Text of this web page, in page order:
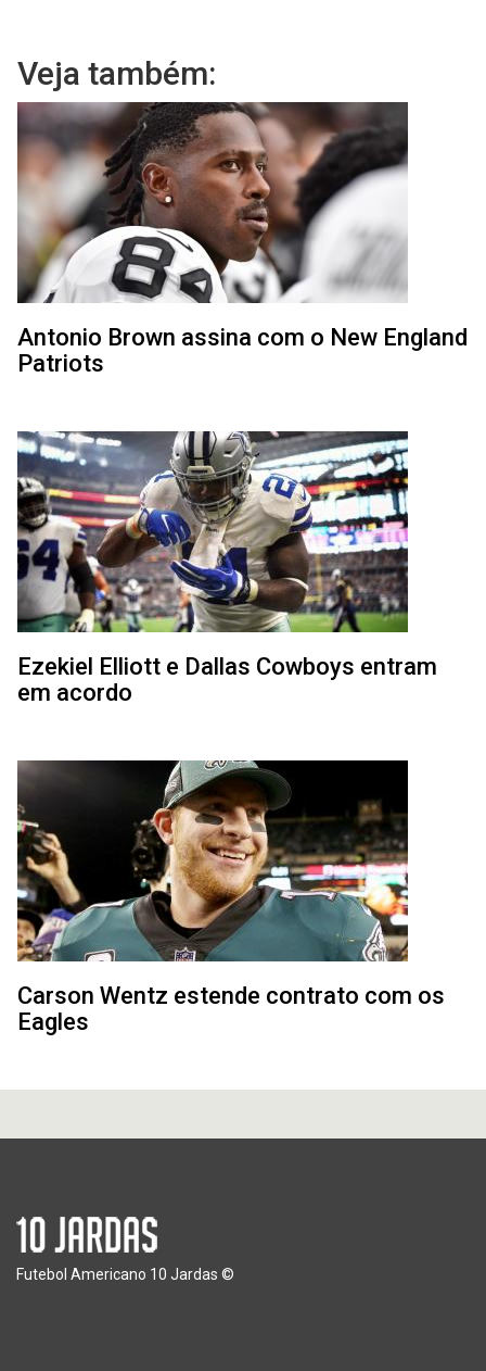
Veja também:
Antonio Brown assina com o New England
Patriots
Ezekiel Elliott e Dallas Cowboys entram
em acordo
Carson Wentz estende contrato com os
Eagles
Futebol Americano 10 Jardas ©